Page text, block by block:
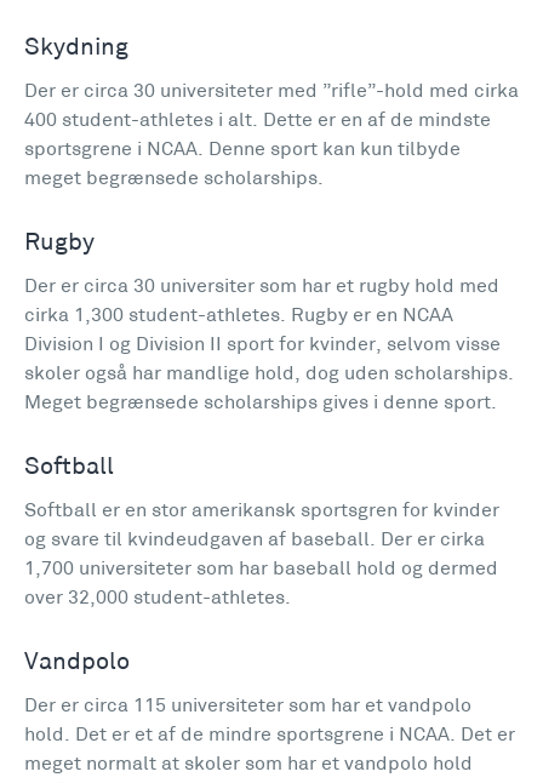
Skydning
Der er circa 30 universiteter med ”rifle”-hold med cirka
400 student-athletes i alt. Dette er en af de mindste
sportsgrene i NCAA. Denne sport kan kun tilbyde
meget begrænsede scholarships.
Rugby
Der er circa 30 universiter som har et rugby hold med
cirka 1,300 student-athletes. Rugby er en NCAA
Division I og Division II sport for kvinder, selvom visse
skoler også har mandlige hold, dog uden scholarships.
Meget begrænsede scholarships gives i denne sport.
Softball
Softball er en stor amerikansk sportsgren for kvinder
og svare til kvindeudgaven af baseball. Der er cirka
1,700 universiteter som har baseball hold og dermed
over 32,000 student-athletes.
Vandpolo
Der er circa 115 universiteter som har et vandpolo
hold. Det er et af de mindre sportsgrene i NCAA. Det er
meget normalt at skoler som har et vandpolo hold